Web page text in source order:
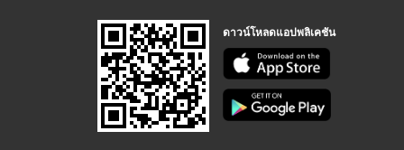
ดาวน์โหลดแอปพลิเคชัน